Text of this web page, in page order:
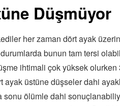
Düşmüyor
her zaman dört ayak
bunun tam tersi
ihtimali çok yüksek olurken
üstüne düşseler dahi
sonu ölümle dahi